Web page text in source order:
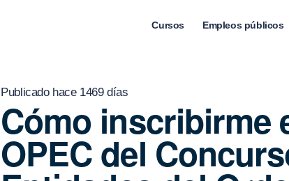
Cursos Empleos públicos
Publicado hace 1469 días
Cómo inscribirme
OPEC del